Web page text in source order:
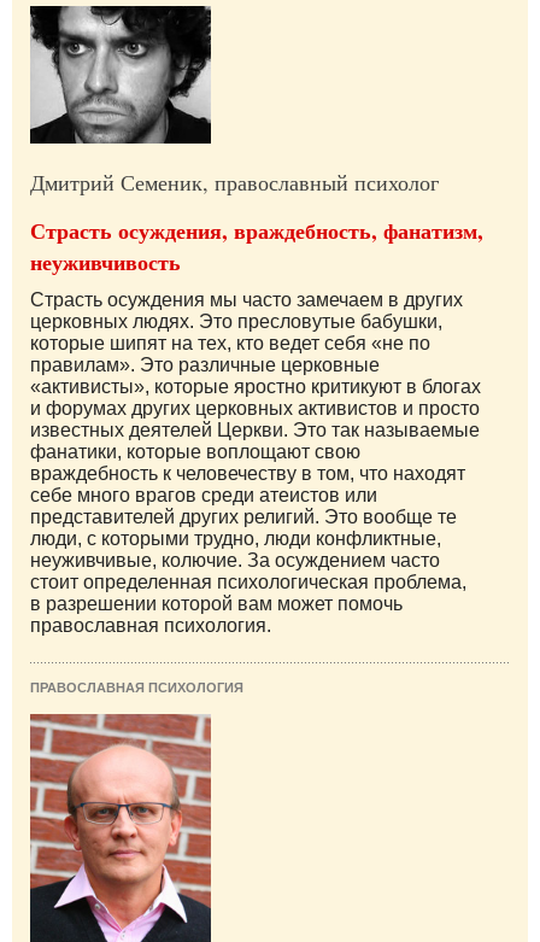
Дмитрий Семеник, православный психолог
Страсть осуждения, враждебность, фанатизм,
неуживчивость
Страсть осуждения мы часто замечаем в других
церковных людях. Это пресловутые бабушки,
которые шипят на тех, кто ведет себя «не по
правилам». Это различные церковные
«активисты», которые яростно критикуют в блогах
и форумах других церковных активистов и просто
известных деятелей Церкви. Это так называемые
фанатики, которые воплощают свою
враждебность к человечеству в том, что находят
себе много врагов среди атеистов или
представителей других религий. Это вообще те
люди, с которыми трудно, люди конфликтные,
неуживчивые, колючие. За осуждением часто
стоит определенная психологическая проблема,
в разрешении которой вам может помочь
православная психология.
ПРАВОСЛАВНАЯ ПСИХОЛОГИЯ